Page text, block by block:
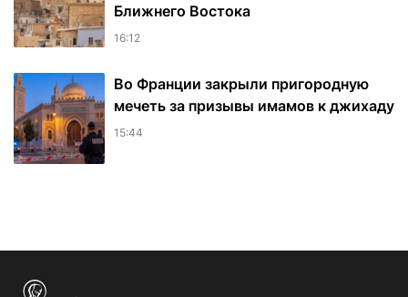
Ближнего Востока
16:12
Во Франции закрыли пригородную
мечеть за призывы имамов к джихаду
15:44